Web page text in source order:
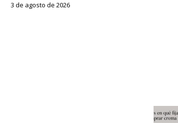
3 de agosto de 2026